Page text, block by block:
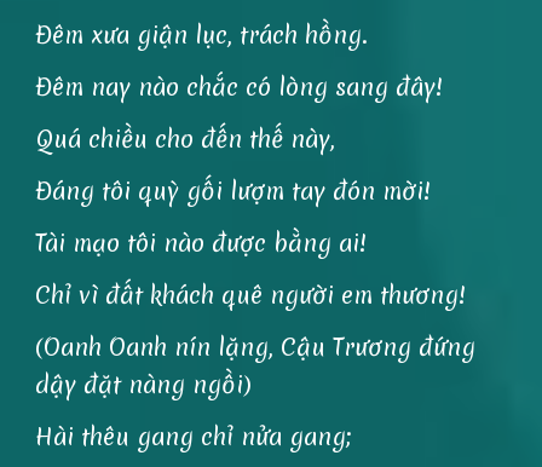
Đêm xưa giận lục, trách hồng.
Đêm nay nào chắc có lòng sang đây!
Quá chiều cho đến thế này,
Đáng tôi quỳ gối lượm tay đón mời!
Tài mạo tôi nào được bằng ai!
Chỉ vì đất khách quê người em thương!
(Oanh Oanh nín lặng, Cậu Trương đứng
dậy đặt nàng ngồi)
Hài thêu gang chỉ nửa gang;